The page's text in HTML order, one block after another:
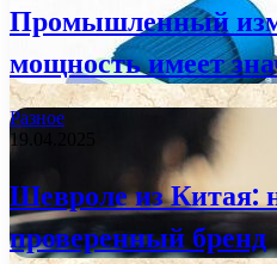
Промышленный
мощность имеет
Разное
19.04.2025
Шевроле из Китая:
проверенный бренд